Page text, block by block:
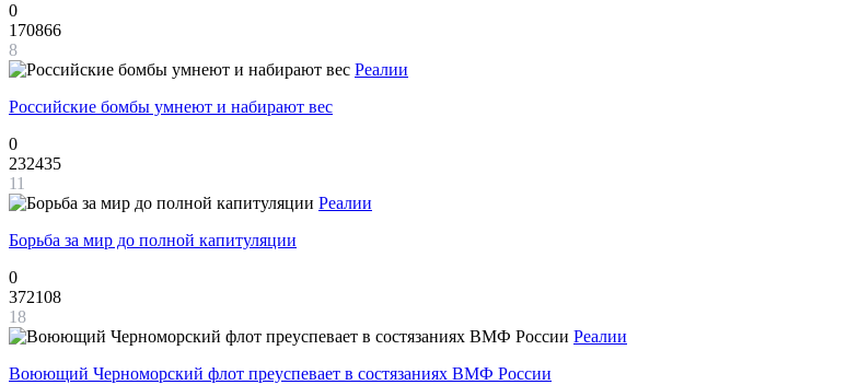
0
170866
8
Реалии
Российские бомбы умнеют и набирают вес
0
232435
11
Реалии
Борьба за мир до полной капитуляции
0
372108
18
Реалии
Воюющий Черноморский флот преуспевает в состязаниях ВМФ России